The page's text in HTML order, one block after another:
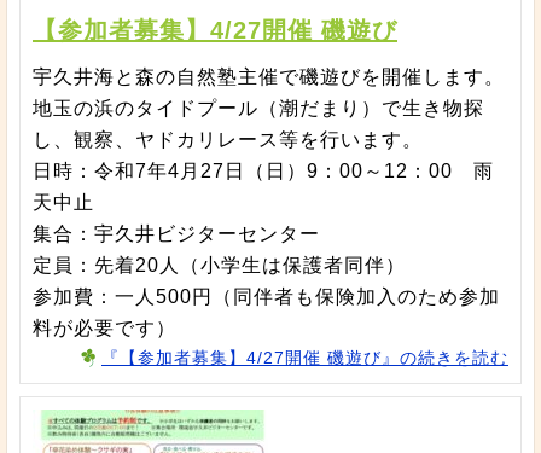
【参加者募集】4/27開催 磯遊び
宇久井海と森の自然塾主催で磯遊びを開催します。
地玉の浜のタイドプール（潮だまり）で生き物探
し、観察、ヤドカリレース等を行います。
日時：令和7年4月27日（日）9：00～12：00 雨
天中止
集合：宇久井ビジターセンター
定員：先着20人（小学生は保護者同伴）
参加費：一人500円（同伴者も保険加入のため参加
料が必要です）
『【参加者募集】4/27開催 磯遊び』の続きを読む